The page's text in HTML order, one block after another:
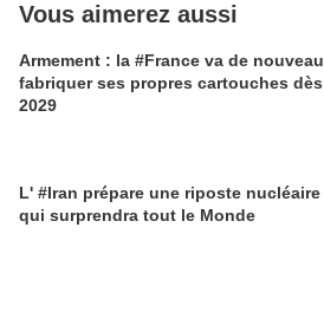
Vous aimerez aussi
Armement : la #France va de nouveau
fabriquer ses propres cartouches dès
2029
L' #Iran prépare une riposte nucléaire
qui surprendra tout le Monde